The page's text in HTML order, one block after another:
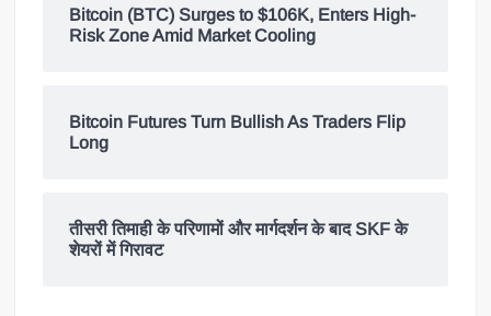
Bitcoin (BTC) Surges to $106K, Enters High-
Risk Zone Amid Market Cooling
Bitcoin Futures Turn Bullish As Traders Flip
Long
तीसरी तिमाही के परिणामों और मार्गदर्शन के बाद SKF के
शेयरों में गिरावट